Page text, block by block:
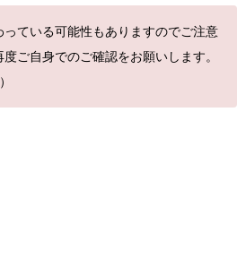
ている可能性もありますのでご注意
ご自身でのご確認をお願いします。